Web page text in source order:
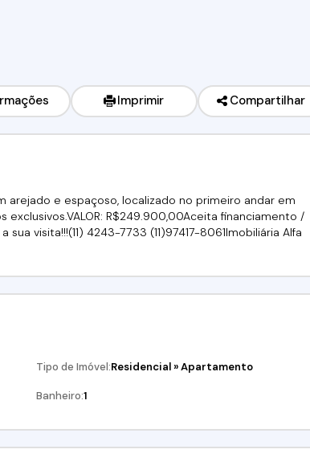
Imprimir Compartilhar
e espaçoso, localizado no primeiro andar em
R$249.900,00Aceita financiamento /
visita!!!(11) 4243-7733 (11)97417-8061Imobiliária Alfa
Tipo de Imóvel:Residencial»Apartamento
Banheiro:1